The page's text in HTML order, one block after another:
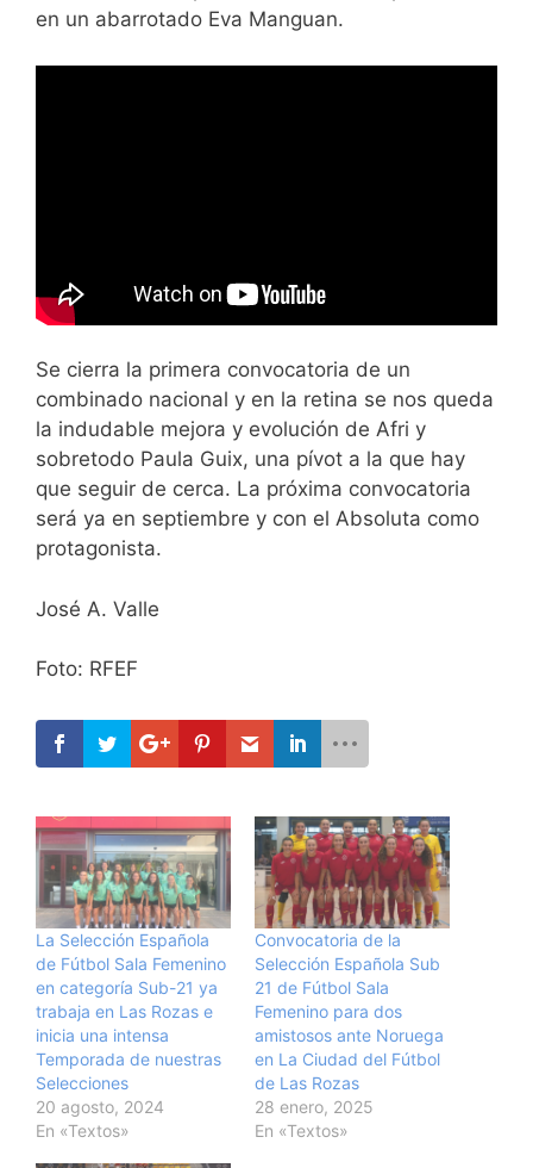
en un abarrotado Eva Manguan.
Se cierra la primera convocatoria de un
combinado nacional y en la retina se nos queda
la indudable mejora y evolución de Afri y
sobretodo Paula Guix, una pívot a la que hay
que seguir de cerca. La próxima convocatoria
será ya en septiembre y con el Absoluta como
protagonista.
José A. Valle
Foto: RFEF
La Selección Española
de Fútbol Sala Femenino
en categoría Sub-21 ya
trabaja en Las Rozas e
inicia una intensa
Temporada de nuestras
Selecciones
20 agosto, 2024
En «Textos»
Convocatoria de la
Selección Española Sub
21 de Fútbol Sala
Femenino para dos
amistosos ante Noruega
en La Ciudad del Fútbol
de Las Rozas
28 enero, 2025
En «Textos»